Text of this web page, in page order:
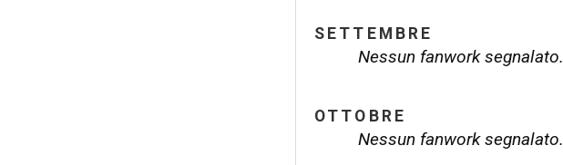
SETTEMBRE
Nessun fanwork segnalato.
OTTOBRE
Nessun fanwork segnalato.